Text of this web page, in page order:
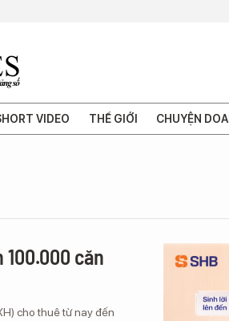
VIDEO THẾ GIỚI CHUYỆN
căn
cho thuê từ nay đến